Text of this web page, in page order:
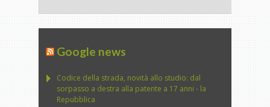
Google news
Codice della strada, novità allo studio: dal
sorpasso a destra alla patente a 17 anni - la
Repubblica